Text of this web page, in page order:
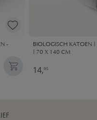
-
BIOLOGISCH KATOEN |
| 70 X 140 CM
14,95